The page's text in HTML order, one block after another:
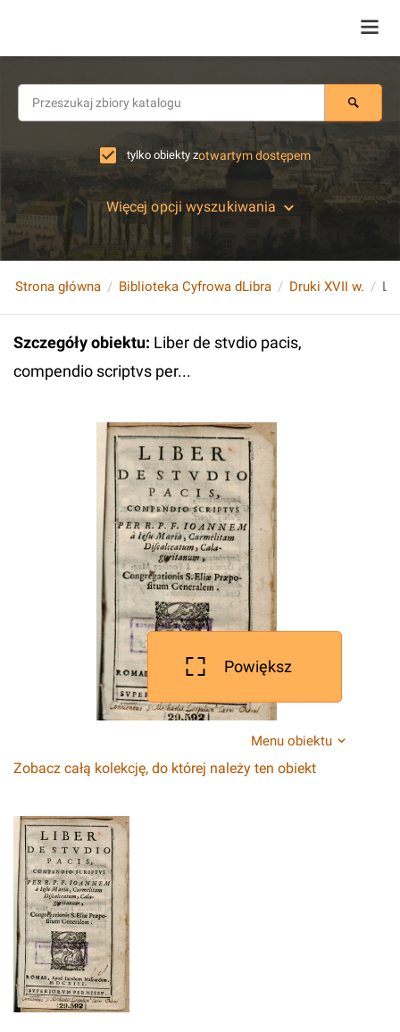
tylko obiekty zotwartym dostępem
Więcej opcji wyszukiwania
Strona główna Biblioteka Cyfrowa dLibra Druki XVII w.
Szczegóły obiektu: Liber de stvdio pacis,
compendio scriptvs per...
Powiększ
Menu obiektu
Zobacz całą kolekcję, do której należy ten obiekt